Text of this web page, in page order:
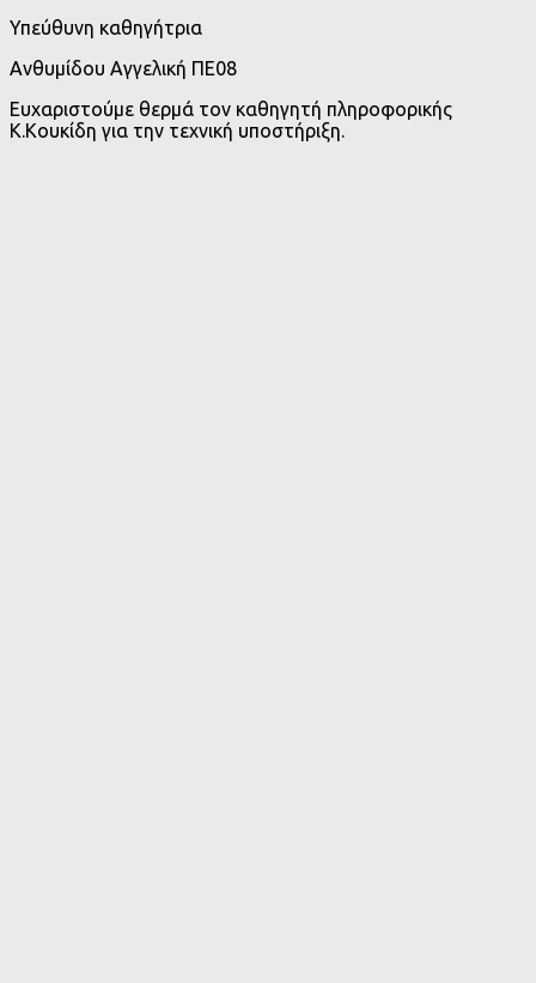
Υπεύθυνη καθηγήτρια
Ανθυμίδου Αγγελική ΠΕ08
Ευχαριστούμε θερμά τον καθηγητή πληροφορικής
Κ.Κουκίδη για την τεχνική υποστήριξη.